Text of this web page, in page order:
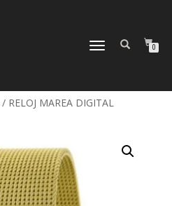
TOGGLE
0
/ RELOJ MAREA DIGITAL